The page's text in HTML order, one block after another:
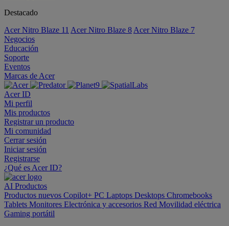
Destacado
Acer Nitro Blaze 11 Acer Nitro Blaze 8 Acer Nitro Blaze 7
Negocios
Educación
Soporte
Eventos
Marcas de Acer
Acer ID
Mi perfil
Mis productos
Registrar un producto
Mi comunidad
Cerrar sesión
Iniciar sesión
Registrarse
¿Qué es Acer ID?
AI Productos
Productos nuevos Copilot+ PC Laptops Desktops Chromebooks
Tablets Monitores Electrónica y accesorios Red Movilidad eléctrica
Gaming portátil